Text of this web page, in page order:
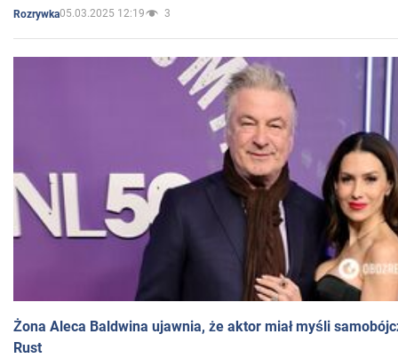
Rozrywka05.03.2025 12:19 3
Żona Aleca Baldwina ujawnia, że aktor miał myśli
Rust